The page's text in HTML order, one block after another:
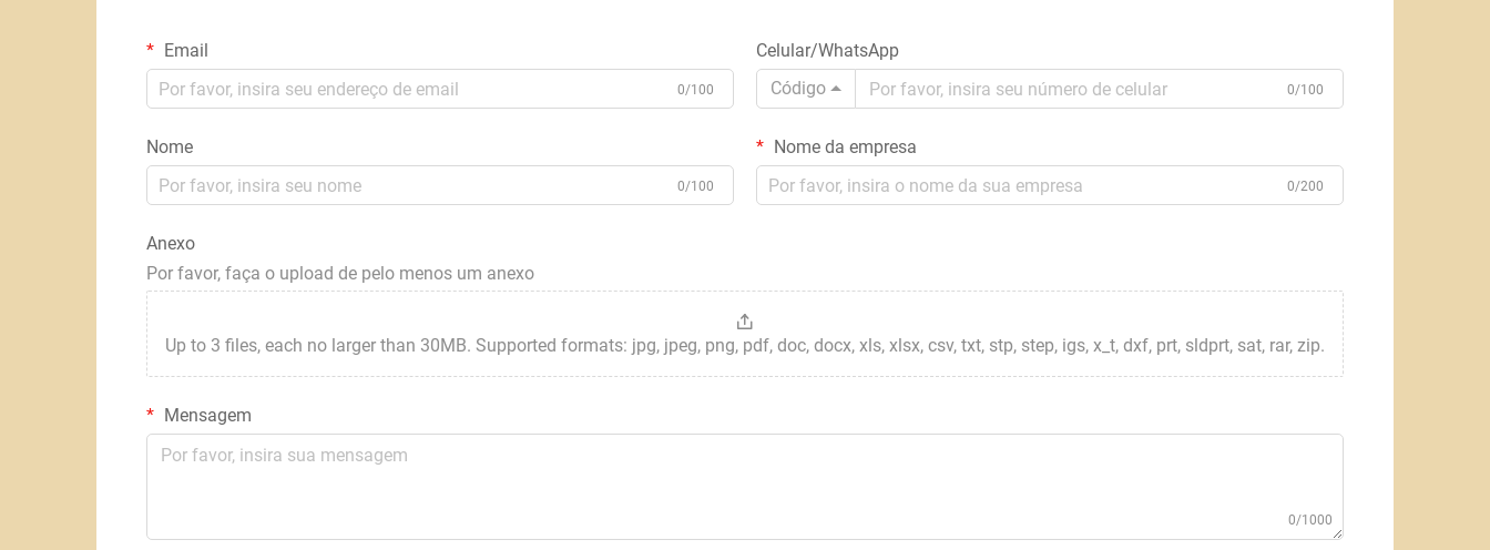
Email
0/100
Celular/WhatsApp
Código
0/100
Nome
0/100
Nome da empresa
0/200
Anexo
Por favor, faça o upload de pelo menos um anexo
Up to 3 files, each no larger than 30MB. Supported formats: jpg, jpeg, png, pdf, doc, docx, xls, xlsx, csv, txt, stp, step, igs, x_t, dxf, prt, sldprt, sat, rar, zip.
Mensagem
0/1000